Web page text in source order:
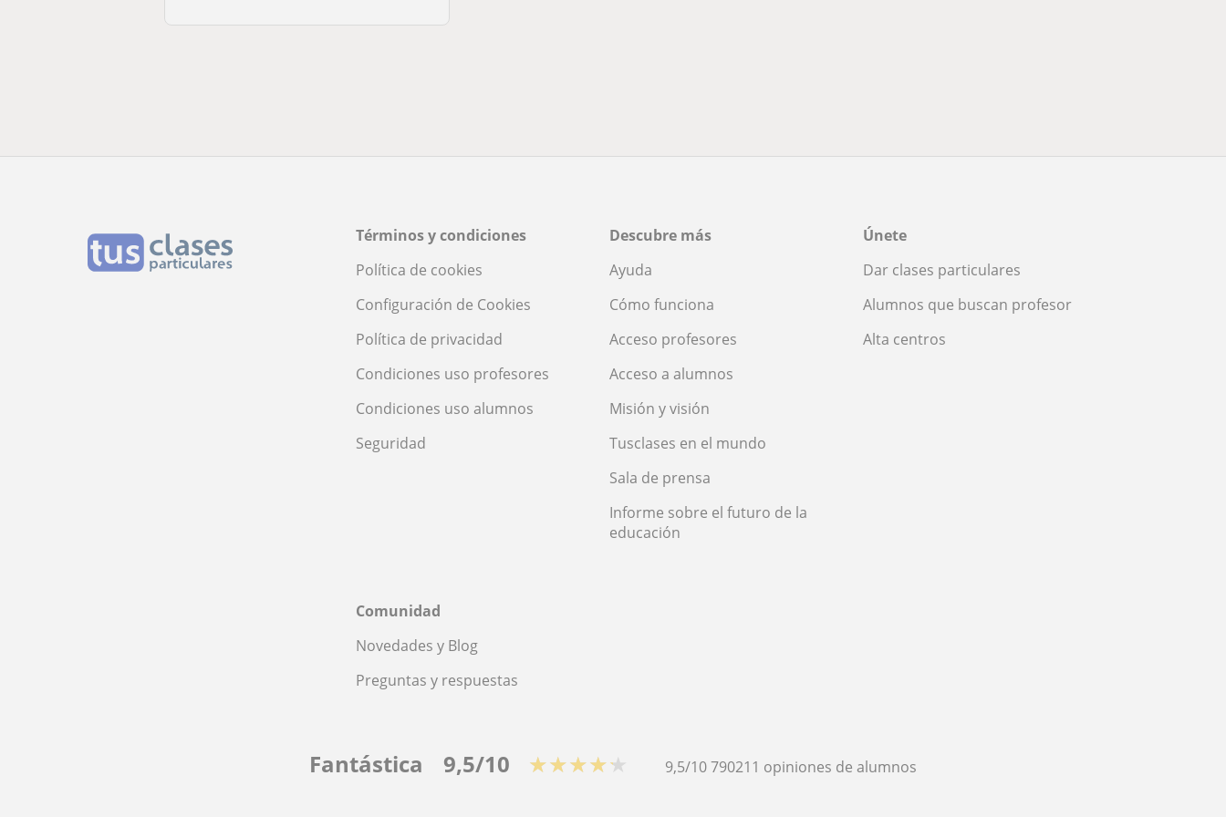
Términos y condiciones
Política de cookies
Configuración de Cookies
Política de privacidad
Condiciones uso profesores
Condiciones uso alumnos
Seguridad
Descubre más
Ayuda
Cómo funciona
Acceso profesores
Acceso a alumnos
Misión y visión
Tusclases en el mundo
Sala de prensa
Informe sobre el futuro de la
educación
Únete
Dar clases particulares
Alumnos que buscan profesor
Alta centros
Comunidad
Novedades y Blog
Preguntas y respuestas
Fantástica 9,5/10 ★★★★★ 9,5/10790211 opiniones de alumnos